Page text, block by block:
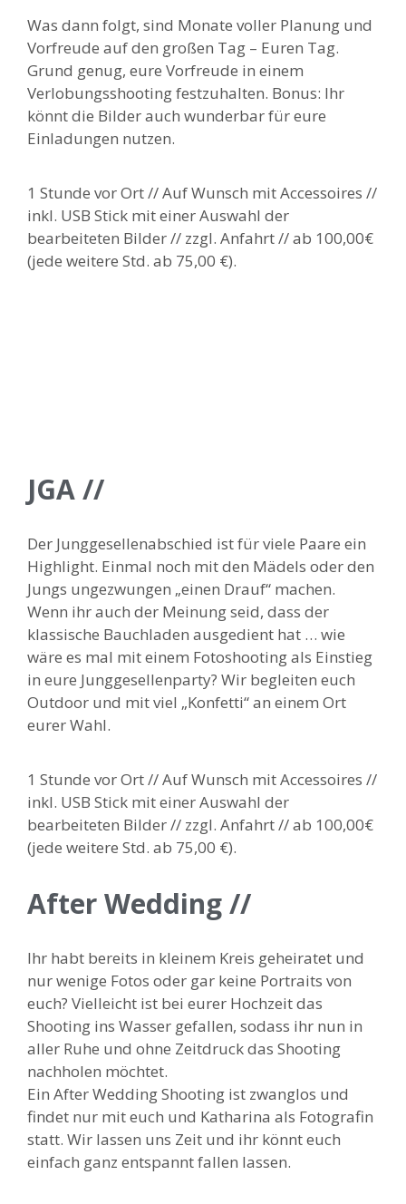
Was dann folgt, sind Monate voller Planung und
Vorfreude auf den großen Tag – Euren Tag.
Grund genug, eure Vorfreude in einem
Verlobungsshooting festzuhalten. Bonus: Ihr
könnt die Bilder auch wunderbar für eure
Einladungen nutzen.
1 Stunde vor Ort // Auf Wunsch mit Accessoires //
inkl. USB Stick mit einer Auswahl der
bearbeiteten Bilder // zzgl. Anfahrt // ab 100,00€
(jede weitere Std. ab 75,00 €).
JGA //
Der Junggesellenabschied ist für viele Paare ein
Highlight. Einmal noch mit den Mädels oder den
Jungs ungezwungen „einen Drauf“ machen.
Wenn ihr auch der Meinung seid, dass der
klassische Bauchladen ausgedient hat … wie
wäre es mal mit einem Fotoshooting als Einstieg
in eure Junggesellenparty? Wir begleiten euch
Outdoor und mit viel „Konfetti“ an einem Ort
eurer Wahl.
1 Stunde vor Ort // Auf Wunsch mit Accessoires //
inkl. USB Stick mit einer Auswahl der
bearbeiteten Bilder // zzgl. Anfahrt // ab 100,00€
(jede weitere Std. ab 75,00 €).
After Wedding //
Ihr habt bereits in kleinem Kreis geheiratet und
nur wenige Fotos oder gar keine Portraits von
euch? Vielleicht ist bei eurer Hochzeit das
Shooting ins Wasser gefallen, sodass ihr nun in
aller Ruhe und ohne Zeitdruck das Shooting
nachholen möchtet.
Ein After Wedding Shooting ist zwanglos und
findet nur mit euch und Katharina als Fotografin
statt. Wir lassen uns Zeit und ihr könnt euch
einfach ganz entspannt fallen lassen.